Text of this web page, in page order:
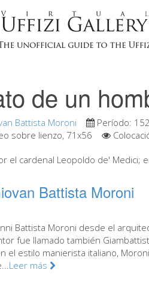
de un
Battista Moroni Período:
sobre lienzo, 71x56
el cardenal Leopoldo de' Medici;
Battista Moroni
Battista Moroni desde el
fue llamado también
el estilo manierista italiano,
Leer más